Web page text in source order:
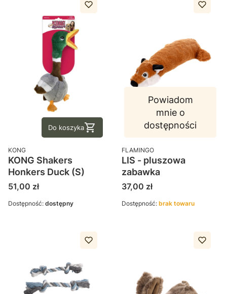
Do koszyka
PRODUCENT
KONG
KONG Shakers
Honkers Duck (S)
Cena
51,00 zł
Dostępność: dostępny
Powiadom
mnie o
dostępności
PRODUCENT
FLAMINGO
LIS - pluszowa
zabawka
Cena
37,00 zł
Dostępność: brak towaru